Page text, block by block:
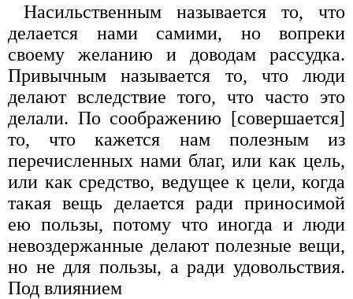
Насильственным называется то, что
делается нами самими, но вопреки
своему желанию и доводам рассудка.
Привычным называется то, что люди
делают вследствие того, что часто это
делали. По соображению [совершается]
то, что кажется нам полезным из
перечисленных нами благ, или как цель,
или как средство, ведущее к цели, когда
такая вещь делается ради приносимой
ею пользы, потому что иногда и люди
невоздержанные делают полезные вещи,
но не для пользы, а ради удовольствия.
Под влиянием